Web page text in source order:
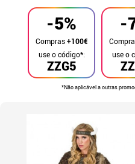
-5%
Compras+100€
ZZG5
use o código*:
-
use o
*Não aplicável a outras